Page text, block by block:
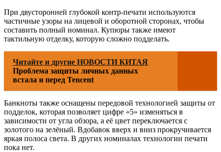
При двусторонней глубокой контр-печати используются
частичные узоры на лицевой и оборотной сторонах, чтобы
составить полный номинал. Купюры также имеют
тактильную отделку, которую сложно подделать.
Читайте и другие НОВОСТИ КИТАЯ
Проблема защиты личных данных
встала и перед Tencent
Банкноты также оснащены передовой технологией защиты от
подделок, которая позволяет цифре «5» изменяться в
зависимости от угла обзора, а её цвет переключается с
золотого на зелёный. Вдобавок вверх и вниз прокручивается
яркая полоса света. В других номиналах технологии печати
пока нет.